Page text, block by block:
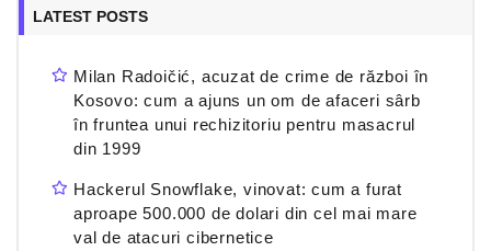
LATEST POSTS
Milan Radoičić, acuzat de crime de război în
Kosovo: cum a ajuns un om de afaceri sârb
în fruntea unui rechizitoriu pentru masacrul
din 1999
Hackerul Snowflake, vinovat: cum a furat
aproape 500.000 de dolari din cel mai mare
val de atacuri cibernetice